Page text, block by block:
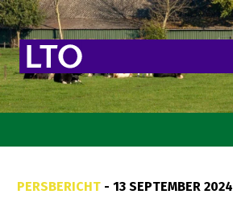
PERSBERICHT - 13 SEPTEMBER 2024